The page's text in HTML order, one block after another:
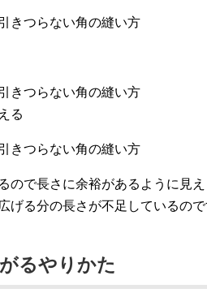
る
ので長さに余裕があるように見
げる分の長さが不足しているの
るやりかた